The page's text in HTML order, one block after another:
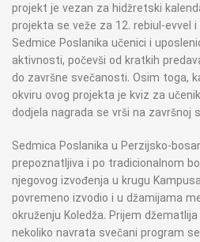
projekt je vezan za hidžretski
projekta se veže za 12. rebiul-evvel
Sedmice Poslanika učenici i
aktivnosti, počevši od kratkih
do završne svečanosti. Osim toga,
okviru ovog projekta je kviz za
dodjela nagrada se vrši na završnoj
Sedmica Poslanika u Perzijsko-
prepoznatljiva i po tradicionalnom
njegovog izvođenja u krugu
povremeno izvodio i u džamijama
okruženju Koledža. Prijem
nekoliko navrata svečani program